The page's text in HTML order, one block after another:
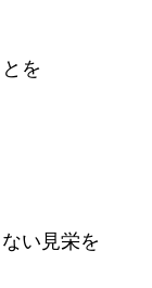
を
い見栄を